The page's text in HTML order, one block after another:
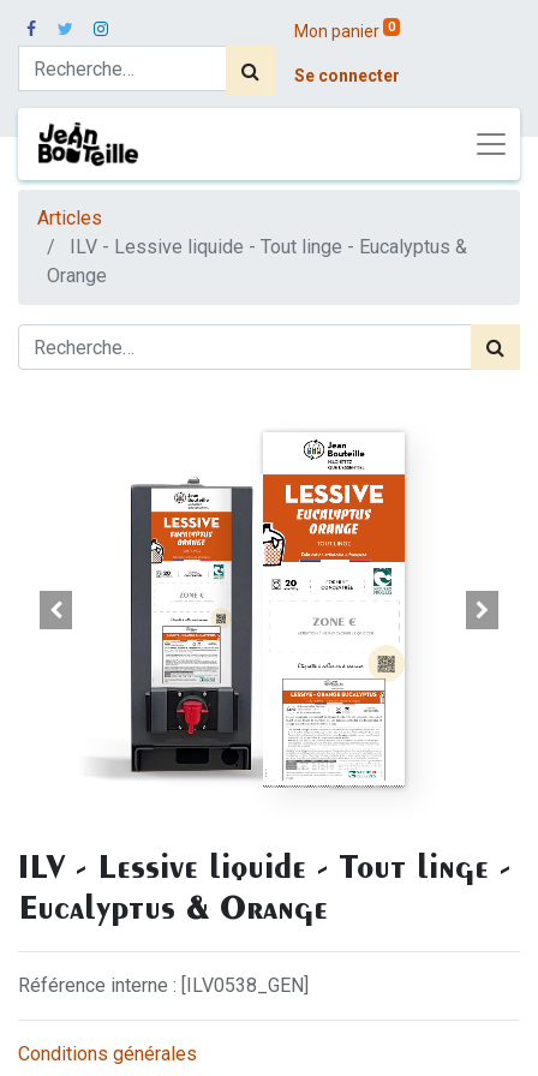
Mon panier 0
Se connecter
Articles
ILV - Lessive liquide - Tout linge - Eucalyptus &
Orange
ILV - Lessive liquide - Tout linge -
Eucalyptus & Orange
Référence interne : [ILV0538_GEN]
Conditions générales